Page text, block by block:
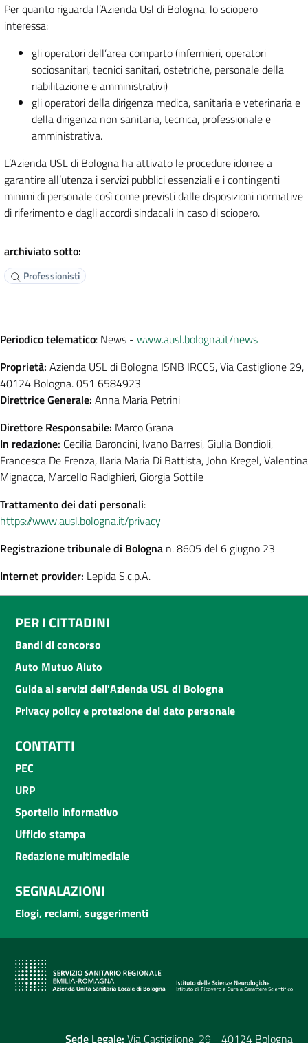
Per quanto riguarda l’Azienda Usl di Bologna, lo sciopero
interessa:
gli operatori dell’area comparto (infermieri, operatori
sociosanitari, tecnici sanitari, ostetriche, personale della
riabilitazione e amministrativi)
gli operatori della dirigenza medica, sanitaria e veterinaria e
della dirigenza non sanitaria, tecnica, professionale e
amministrativa.
L’Azienda USL di Bologna ha attivato le procedure idonee a
garantire all’utenza i servizi pubblici essenziali e i contingenti
minimi di personale così come previsti dalle disposizioni normative
di riferimento e dagli accordi sindacali in caso di sciopero.
archiviato sotto:
Professionisti
Periodico telematico: News - www.ausl.bologna.it/news
Proprietà: Azienda USL di Bologna ISNB IRCCS, Via Castiglione 29,
40124 Bologna. 051 6584923
Direttrice Generale: Anna Maria Petrini
Direttore Responsabile: Marco Grana
In redazione: Cecilia Baroncini, Ivano Barresi, Giulia Bondioli,
Francesca De Frenza, Ilaria Maria Di Battista, John Kregel, Valentina
Mignacca, Marcello Radighieri, Giorgia Sottile
Trattamento dei dati personali:
https://www.ausl.bologna.it/privacy
Registrazione tribunale di Bologna n. 8605 del 6 giugno 23
Internet provider: Lepida S.c.p.A.
PER I CITTADINI
Bandi di concorso
Auto Mutuo Aiuto
Guida ai servizi dell'Azienda USL di Bologna
Privacy policy e protezione del dato personale
CONTATTI
PEC
URP
Sportello informativo
Ufficio stampa
Redazione multimediale
SEGNALAZIONI
Elogi, reclami, suggerimenti
Sede Legale: Via Castiglione, 29 - 40124 Bologna